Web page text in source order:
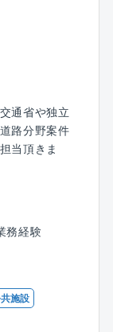
ます。
象資格は約5
月）
通省や独立
路分野案件
当頂きま
高く、専門
務経験
鋼構造及び
算 その
施設